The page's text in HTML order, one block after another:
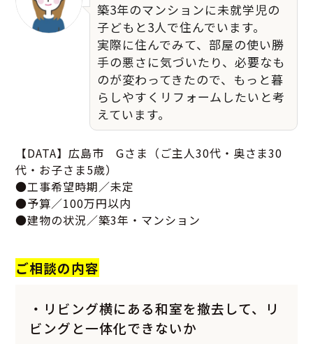
築3年のマンションに未就学児の
子どもと3人で住んでいます。
実際に住んでみて、部屋の使い勝
手の悪さに気づいたり、必要なも
のが変わってきたので、もっと暮
らしやすくリフォームしたいと考
えています。
【DATA】広島市 Gさま（ご主人30代・奥さま30
代・お子さま5歳）
●工事希望時期／未定
●予算／100万円以内
●建物の状況／築3年・マンション
ご相談の内容
・リビング横にある和室を撤去して、リ
ビングと一体化できないか